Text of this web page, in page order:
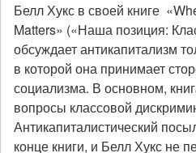
Белл Хукс в своей книге
Matters» («Наша позиция:
обсуждает антикапитализм
в которой она принимает
социализма. В основном,
вопросы классовой
Антикапиталистический
конце книги, и Белл Хукс не